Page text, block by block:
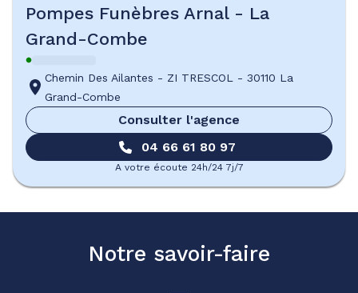
Pompes Funèbres Arnal - La
Grand-Combe
Chemin Des Ailantes - ZI TRESCOL - 30110 La
Grand-Combe
Consulter l'agence
04 66 61 80 97
A votre écoute 24h/24 7j/7
Notre savoir-faire